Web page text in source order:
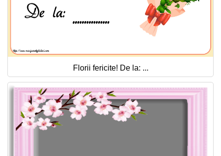
Florii fericite! De la: ...